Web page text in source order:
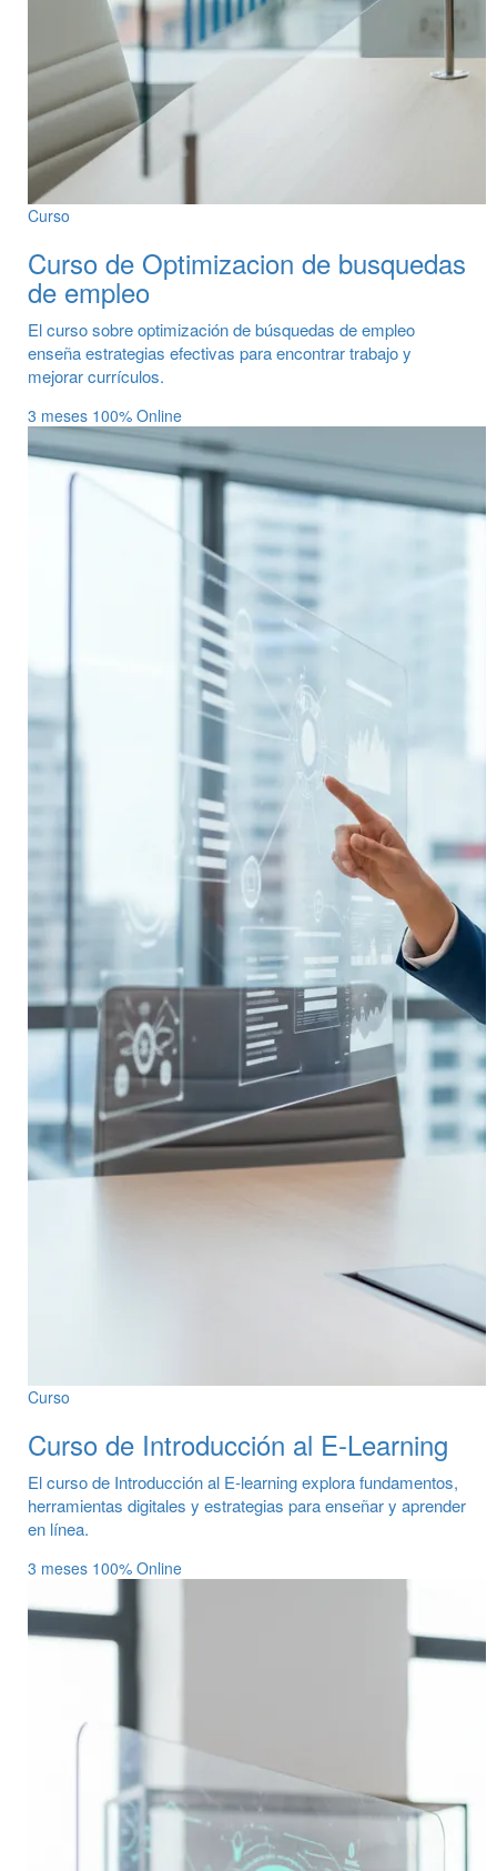
Curso
Curso de Optimizacion de busquedas
de empleo
El curso sobre optimización de búsquedas de empleo
enseña estrategias efectivas para encontrar trabajo y
mejorar currículos.
3 meses 100% Online
Curso
Curso de Introducción al E-Learning
El curso de Introducción al E-learning explora fundamentos,
herramientas digitales y estrategias para enseñar y aprender
en línea.
3 meses 100% Online